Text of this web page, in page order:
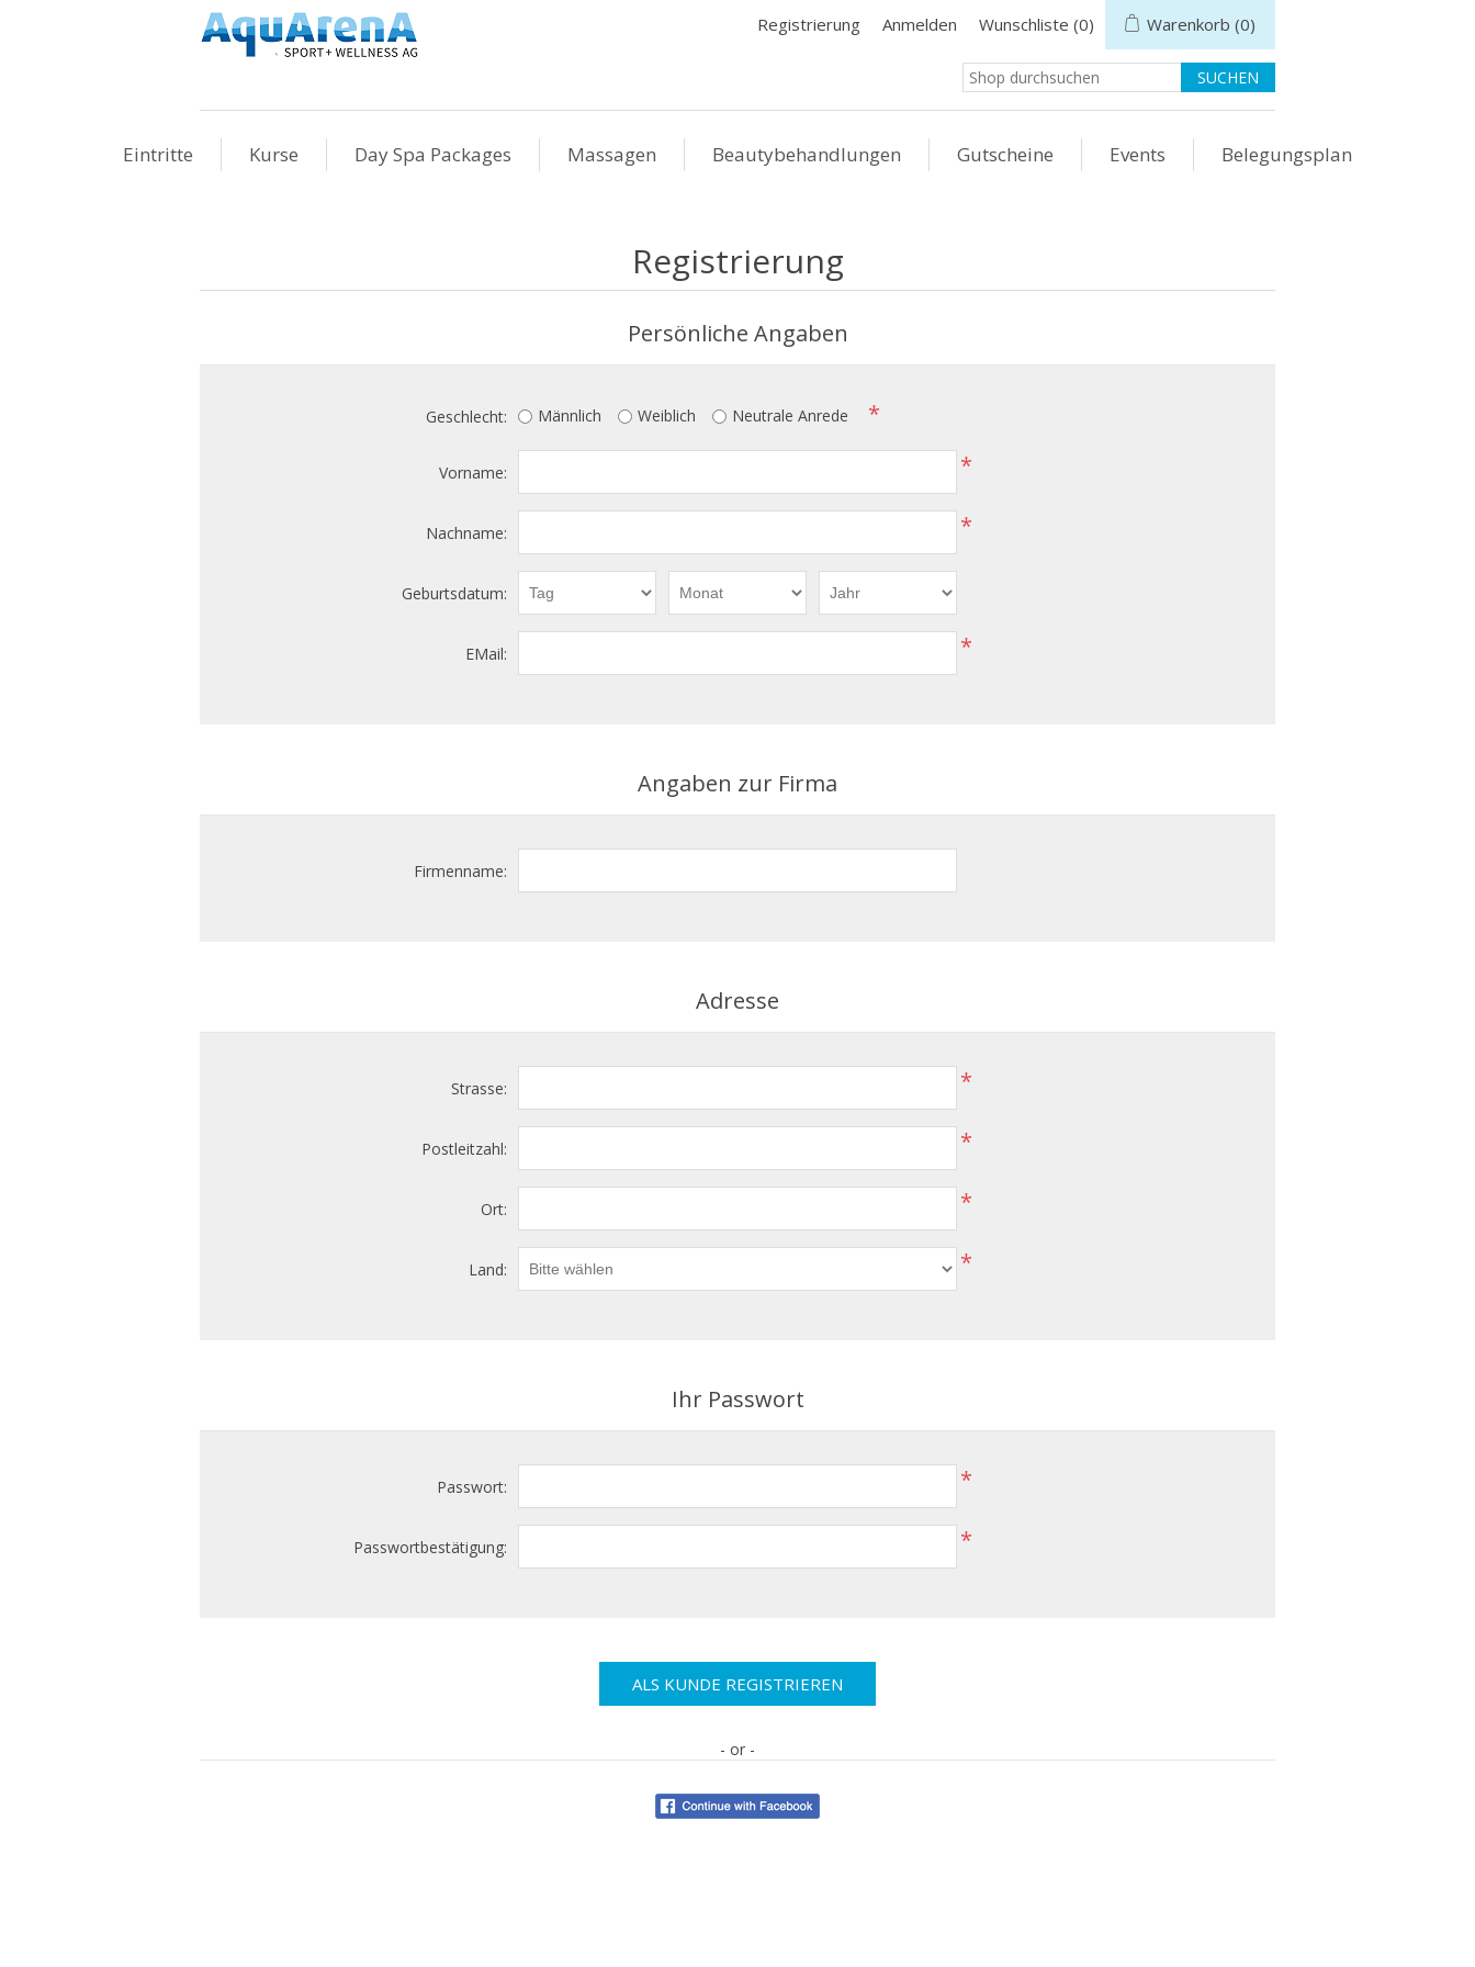
Registrierung Anmelden Wunschliste (0) Warenkorb (0)
Eintritte Kurse Day Spa Packages Massagen Beautybehandlungen Gutscheine Events Belegungsplan
Registrierung
Persönliche Angaben
Geschlecht: Männlich Weiblich Neutrale Anrede *
Vorname: *
Nachname: *
Geburtsdatum:
EMail: *
Angaben zur Firma
Firmenname:
Adresse
Strasse: *
Postleitzahl: *
Ort: *
Land: *
Ihr Passwort
Passwort: *
Passwortbestätigung: *
- or -